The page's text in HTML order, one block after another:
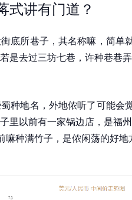
式讲有门道？
底所巷子，其名称嘛，简单
是去过三坊七巷，许种巷巷
种地名，外地侬听了可能会
里以前有一家锅边店，是福
嘛种满竹子，是侬闲荡的好地